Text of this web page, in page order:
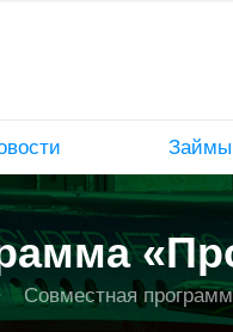
Займы
Совместная